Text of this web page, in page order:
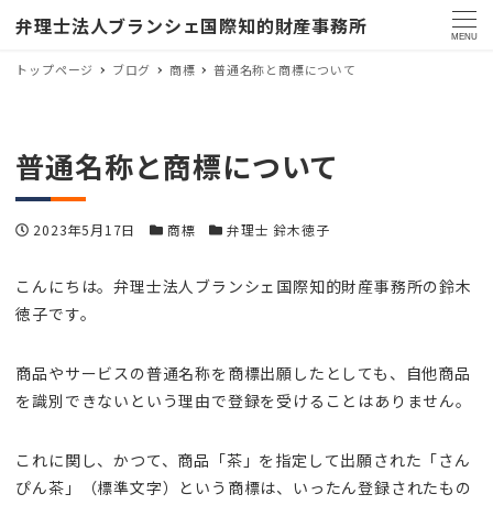
弁理士法人ブランシェ国際知的財産事務所 MENU
トップページ ブログ 商標 普通名称と商標について
普通名称と商標について
投稿日
2023年5月17日 カテゴリー
商標 カテゴリー
弁理士 鈴木徳子
こんにちは。弁理士法人ブランシェ国際知的財産事務所の鈴木
徳子です。
商品やサービスの普通名称を商標出願したとしても、自他商品
を識別できないという理由で登録を受けることはありません。
これに関し、かつて、商品「茶」を指定して出願された「さん
ぴん茶」（標準文字）という商標は、いったん登録されたもの